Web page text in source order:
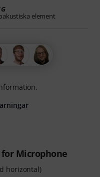
Microphone
horizontal)
element